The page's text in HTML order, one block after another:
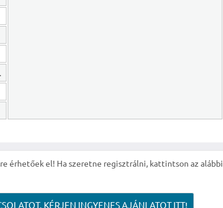
érhetőek el! Ha szeretne regisztrálni, kattintson az alábbi
KÉRJEN INGYENES AJÁNLATOT ITT!